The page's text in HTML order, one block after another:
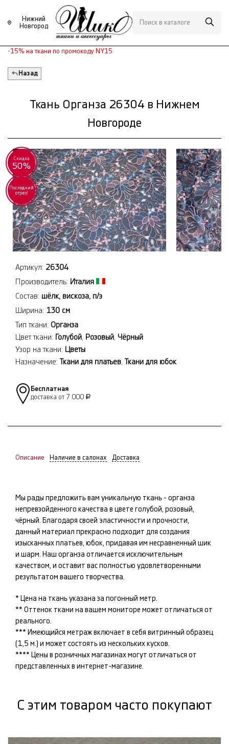
Нижний
Новгород
-15% на ткани по промокоду NY15
Назад
Ткань Органза 26304 в Нижнем
Новгороде
Скидка
50%
Последний
отрез!
Артикул: 26304
Производитель: Италия
Состав: шёлк, вискоза, п/э
Ширина: 130 см
Тип ткани: Органза
Цвет ткани:
Голубой, Розовый, Чёрный
Узор на ткани: Цветы
Назначение:
Ткани для платьев, Ткани для юбок
Бесплатная
доставка от 7 000 Р
Описание Наличие в салонах Доставка
Мы рады предложить вам уникальную ткань - органза
непревзойденного качества в цвете голубой, розовый,
чёрный. Благодаря своей эластичности и прочности,
данный материал прекрасно подходит для создания
изысканных платьев, юбок, придавая им несравненный шик
и шарм. Наш органза отличается исключительным
качеством, и оставит вас полностью удовлетворенными
результатом вашего творчества.
* Цена на ткань указана за погонный метр.
** Оттенок ткани на вашем мониторе может отличаться от
реального.
*** Имеющийся метраж включает в себя витринный образец
(1,5 м.) и может состоять из нескольких кусков.
**** Цены в розничных магазинах могут отличаться от
представленных в интернет-магазине.
С этим товаром часто покупают